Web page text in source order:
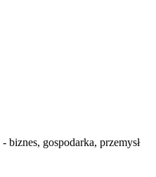
biznes, gospodarka, przemysł